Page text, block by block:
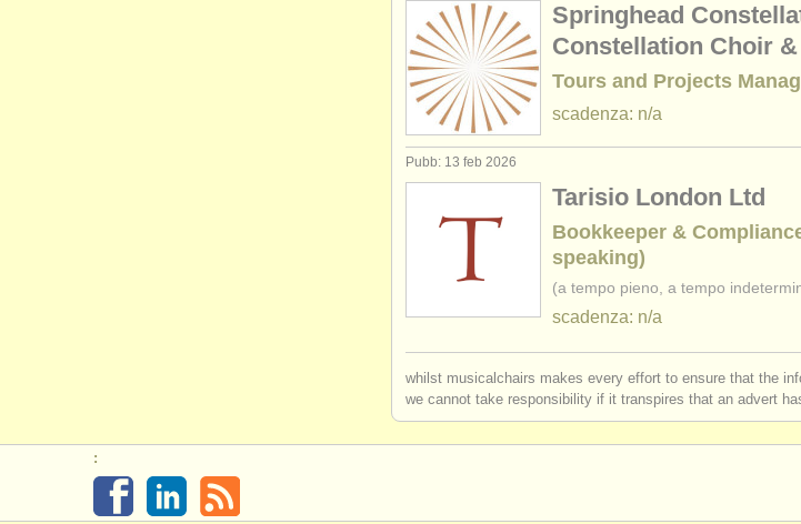
Springhead
Constellation Choir
Tours and Projects
scadenza: n/a
Pubb: 13 feb 2026
Tarisio London Ltd
Bookkeeper &
speaking)
(a tempo pieno, a tempo
scadenza: n/a
whilst musicalchairs makes every effort to ensure that the
we cannot take responsibility if it transpires that an advert
: